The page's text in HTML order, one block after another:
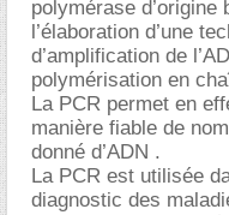
polymérase
l’élaboration d’une
d’amplification de
polymérisation en
La PCR permet en
manière fiable de
donné d’ADN .
La PCR est utilisée
diagnostic des